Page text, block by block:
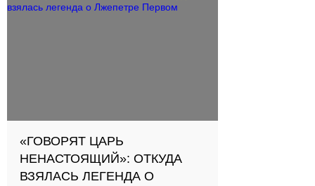
«ГОВОРЯТ ЦАРЬ
НЕНАСТОЯЩИЙ»: ОТКУДА
ВЗЯЛАСЬ ЛЕГЕНДА О